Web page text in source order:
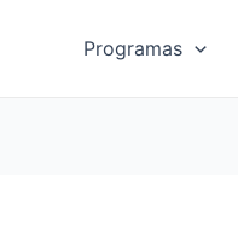
Programas